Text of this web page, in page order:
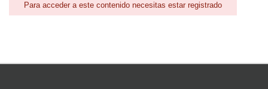
Para acceder a este contenido necesitas estar registrado